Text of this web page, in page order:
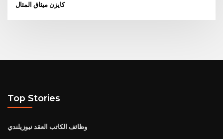
كايزن ميثاق المثال
Top Stories
وظائف الكاتب العقد نيوزيلندي